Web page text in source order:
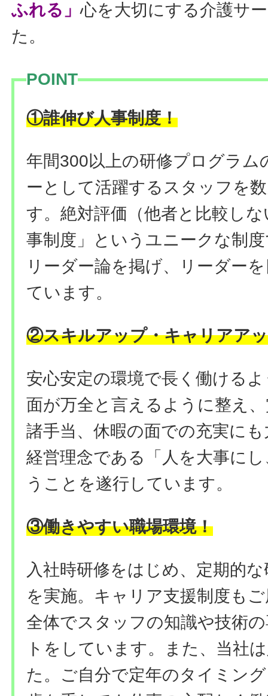
ふれる」心を大切にする介護サ
た。
POINT
①誰伸び人事制度！
年間300以上の研修プログラム
ーとして活躍するスタッフを
す。絶対評価（他者と比較し
事制度」というユニークな制
リーダー論を掲げ、リーダー
ています。
②スキルアップ・キャリアア
安心安定の環境で長く働ける
面が万全と言えるように整え
諸手当、休暇の面での充実に
経営理念である「人を大事に
うことを遂行しています。
③働きやすい職場環境！
入社時研修をはじめ、定期的
を実施。キャリア支援制度も
全体でスタッフの知識や技術
トをしています。また、当社
た。ご自分で定年のタイミン